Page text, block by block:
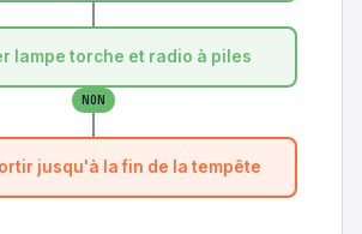
lampe torche et radio à piles
NON
jusqu'à la fin de la tempête